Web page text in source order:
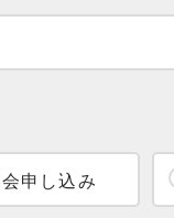
申し込み